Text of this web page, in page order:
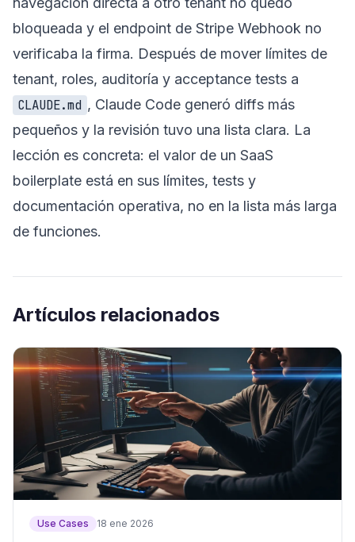
bloqueada y el endpoint de Stripe Webhook no
verificaba la firma. Después de mover límites de
tenant, roles, auditoría y acceptance tests a
CLAUDE.md , Claude Code generó diffs más
pequeños y la revisión tuvo una lista clara. La
lección es concreta: el valor de un SaaS
boilerplate está en sus límites, tests y
documentación operativa, no en la lista más larga
de funciones.
Artículos relacionados
Use Cases 18 ene 2026